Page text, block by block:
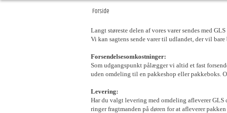
Forside
Langt støreste delen af vores varer sendes med
Vi kan sagtens sende varer til udlandet, der vil
Forsendelsesomkostninger:
Som udgangspunkt pålægger vi altid et fast
uden omdeling til en pakkeshop eller pakkeboks.
Levering:
Har du valgt levering med omdeling afleverer
ringer fragtmanden på døren for at afleverer